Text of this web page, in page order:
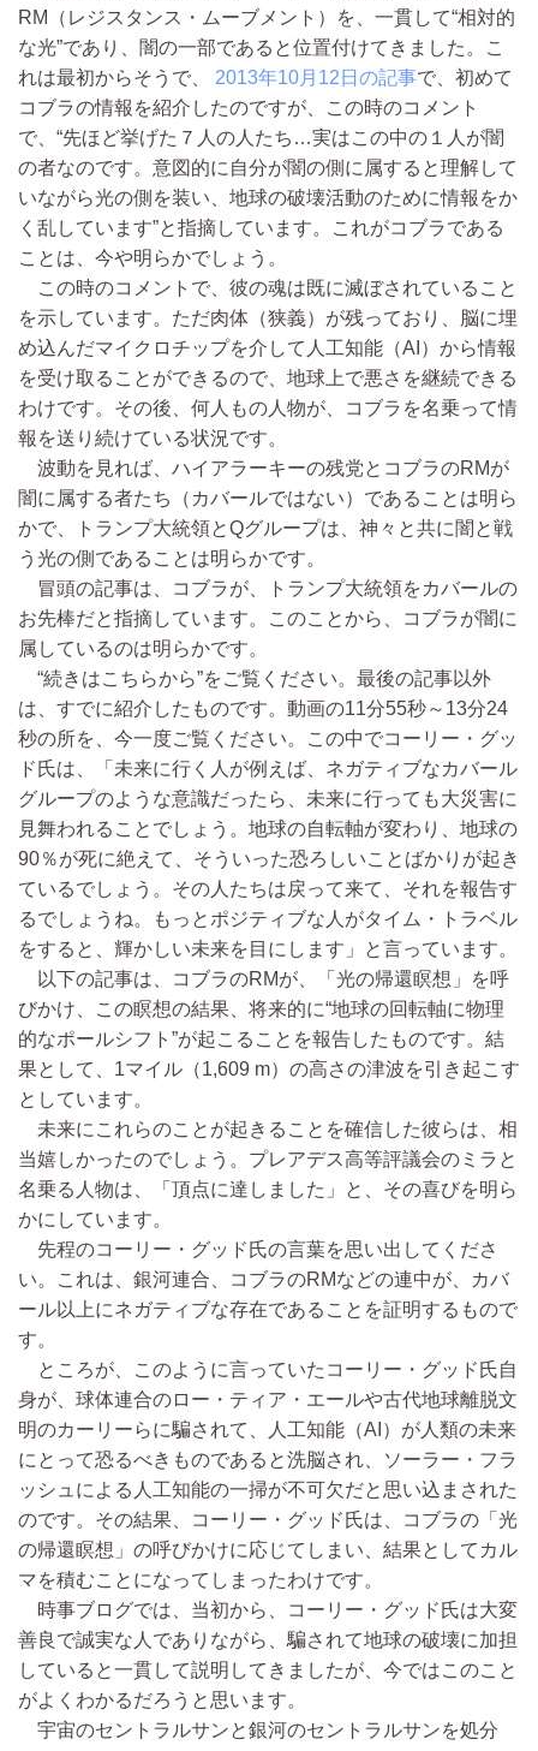
RM（レジスタンス・ムーブメント）を、一貫して“相対的
な光”であり、闇の一部であると位置付けてきました。こ
れは最初からそうで、 2013年10月12日の記事で、初めて
コブラの情報を紹介したのですが、この時のコメント
で、“先ほど挙げた７人の人たち…実はこの中の１人が闇
の者なのです。意図的に自分が闇の側に属すると理解して
いながら光の側を装い、地球の破壊活動のために情報をか
く乱しています”と指摘しています。これがコブラである
ことは、今や明らかでしょう。
この時のコメントで、彼の魂は既に滅ぼされていること
を示しています。ただ肉体（狭義）が残っており、脳に埋
め込んだマイクロチップを介して人工知能（AI）から情報
を受け取ることができるので、地球上で悪さを継続できる
わけです。その後、何人もの人物が、コブラを名乗って情
報を送り続けている状況です。
波動を見れば、ハイアラーキーの残党とコブラのRMが
闇に属する者たち（カバールではない）であることは明ら
かで、トランプ大統領とQグループは、神々と共に闇と戦
う光の側であることは明らかです。
冒頭の記事は、コブラが、トランプ大統領をカバールの
お先棒だと指摘しています。このことから、コブラが闇に
属しているのは明らかです。
“続きはこちらから”をご覧ください。最後の記事以外
は、すでに紹介したものです。動画の11分55秒～13分24
秒の所を、今一度ご覧ください。この中でコーリー・グッ
ド氏は、「未来に行く人が例えば、ネガティブなカバール
グループのような意識だったら、未来に行っても大災害に
見舞われることでしょう。地球の自転軸が変わり、地球の
90％が死に絶えて、そういった恐ろしいことばかりが起き
ているでしょう。その人たちは戻って来て、それを報告す
るでしょうね。もっとポジティブな人がタイム・トラベル
をすると、輝かしい未来を目にします」と言っています。
以下の記事は、コブラのRMが、「光の帰還瞑想」を呼
びかけ、この瞑想の結果、将来的に“地球の回転軸に物理
的なポールシフト”が起こることを報告したものです。結
果として、1マイル（1,609 m）の高さの津波を引き起こす
としています。
未来にこれらのことが起きることを確信した彼らは、相
当嬉しかったのでしょう。プレアデス高等評議会のミラと
名乗る人物は、「頂点に達しました」と、その喜びを明ら
かにしています。
先程のコーリー・グッド氏の言葉を思い出してくださ
い。これは、銀河連合、コブラのRMなどの連中が、カバ
ール以上にネガティブな存在であることを証明するもので
す。
ところが、このように言っていたコーリー・グッド氏自
身が、球体連合のロー・ティア・エールや古代地球離脱文
明のカーリーらに騙されて、人工知能（AI）が人類の未来
にとって恐るべきものであると洗脳され、ソーラー・フラ
ッシュによる人工知能の一掃が不可欠だと思い込まされた
のです。その結果、コーリー・グッド氏は、コブラの「光
の帰還瞑想」の呼びかけに応じてしまい、結果としてカル
マを積むことになってしまったわけです。
時事ブログでは、当初から、コーリー・グッド氏は大変
善良で誠実な人でありながら、騙されて地球の破壊に加担
していると一貫して説明してきましたが、今ではこのこと
がよくわかるだろうと思います。
宇宙のセントラルサンと銀河のセントラルサンを処分